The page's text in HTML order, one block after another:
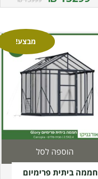
מבצע!
חממה ביתית פרימיום
הוספה לסל